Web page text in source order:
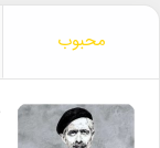
محبوب